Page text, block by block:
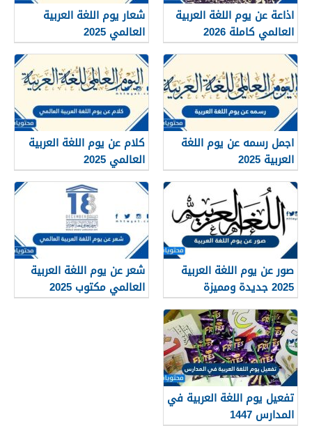
اذاعة عن يوم اللغة العربية
العالمي كاملة 2026
شعار يوم اللغة العربية
العالمي 2025
اجمل رسمه عن يوم اللغة
العربية 2025
كلام عن يوم اللغة العربية
العالمي 2025
صور عن يوم اللغة العربية
2025 جديدة ومميزة
شعر عن يوم اللغة العربية
العالمي مكتوب 2025
تفعيل يوم اللغة العربية في
المدارس 1447